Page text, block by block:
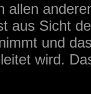
allen
aus Sicht
und
wird.